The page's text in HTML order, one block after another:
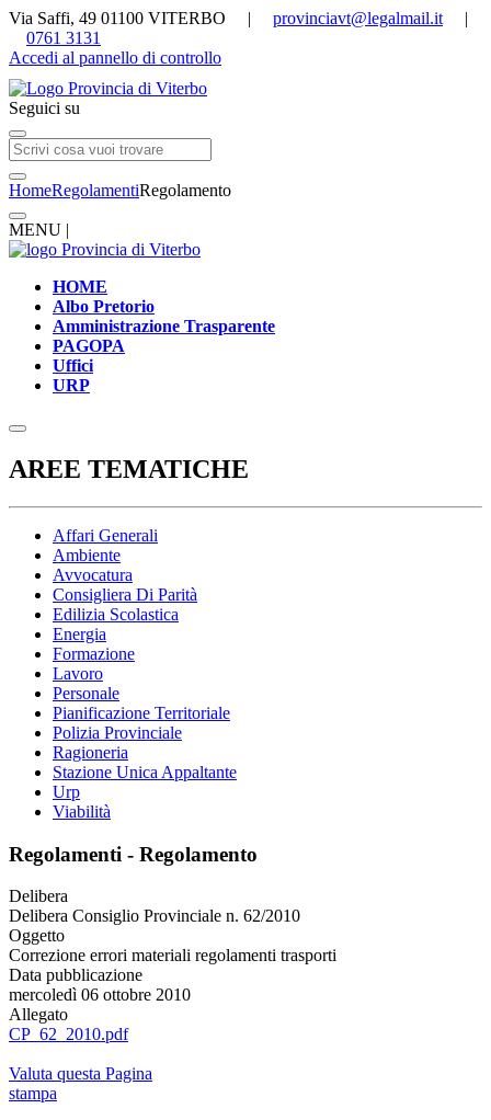
Via Saffi, 49 01100 VITERBO | provinciavt@legalmail.it |
0761 3131
Accedi al pannello di controllo
Seguici su
HomeRegolamentiRegolamento
MENU |
HOME
Albo Pretorio
Amministrazione Trasparente
PAGOPA
Uffici
URP
AREE TEMATICHE
Affari Generali
Ambiente
Avvocatura
Consigliera Di Parità
Edilizia Scolastica
Energia
Formazione
Lavoro
Personale
Pianificazione Territoriale
Polizia Provinciale
Ragioneria
Stazione Unica Appaltante
Urp
Viabilità
Regolamenti - Regolamento
Delibera
Delibera Consiglio Provinciale n. 62/2010
Oggetto
Correzione errori materiali regolamenti trasporti
Data pubblicazione
mercoledì 06 ottobre 2010
Allegato
CP_62_2010.pdf
Valuta questa Pagina
stampa